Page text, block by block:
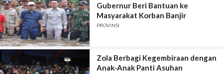
Gubernur Beri Bantuan ke
Masyarakat Korban Banjir
PROVINSI
Zola Berbagi Kegembiraan dengan
Anak-Anak Panti Asuhan